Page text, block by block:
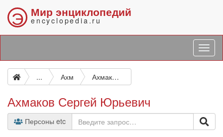
Э Мир энциклопедий
encyclopedia.ru
... Ахм Ахмаков Сергей Юрьевич
Ахмаков Сергей Юрьевич
Персоны etc